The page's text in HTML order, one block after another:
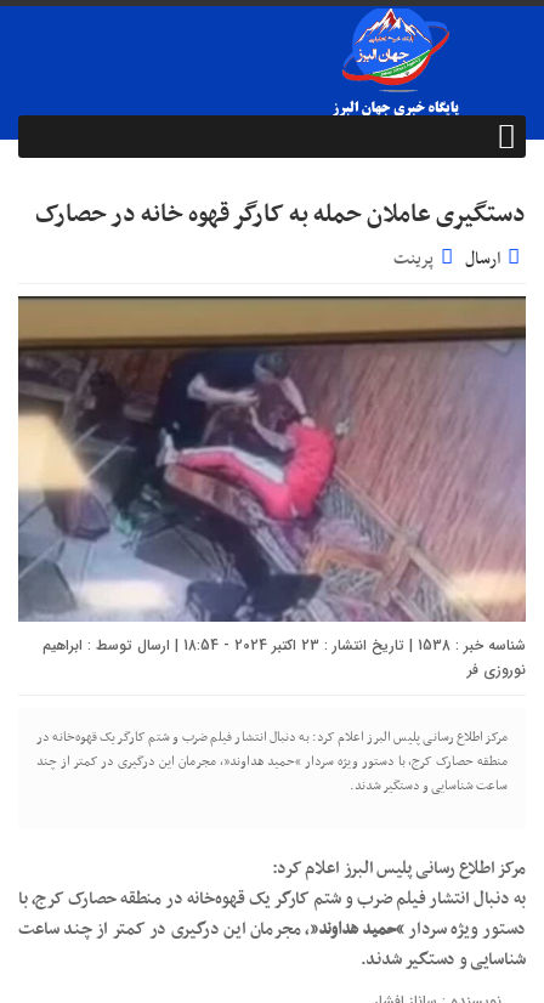
دستگیری عاملان حمله به کارگر قهوه خانه در حصارک
ارسال پرینت
شناسه خبر : 1538 | تاریخ انتشار : 23 اکتبر 2024 - 18:54 | ارسال توسط :
ابراهیم
نوروزی فر
مرکز اطلاع رسانی پلیس البرز اعلام کرد: به دنبال انتشار فیلم ضرب و شتم کارگر یک قهوه‌خانه در
منطقه حصارک کرج، با دستور ویژه سردار “حمید هداوند”، مجرمان این درگیری در کمتر از چند
ساعت شناسایی و دستگیر شدند.
مرکز اطلاع رسانی پلیس البرز اعلام کرد:
به دنبال انتشار فیلم ضرب و شتم کارگر یک قهوه‌خانه در منطقه حصارک کرج، با
دستور ویژه سردار“حمید هداوند”، مجرمان این درگیری در کمتر از چند ساعت
شناسایی و دستگیر شدند.